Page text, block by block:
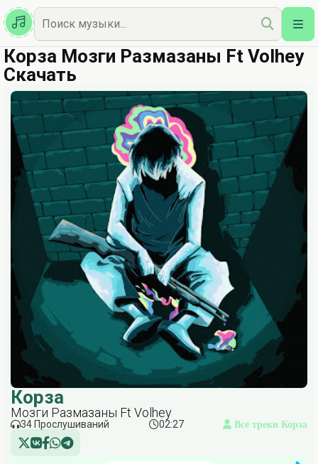
Казахская
Наш Топ
Корза Мозги Размазаны Ft Volhey
Скачать
Корза
Мозги Размазаны Ft Volhey
34 Прослушиваний 02:27 Все треки Корза